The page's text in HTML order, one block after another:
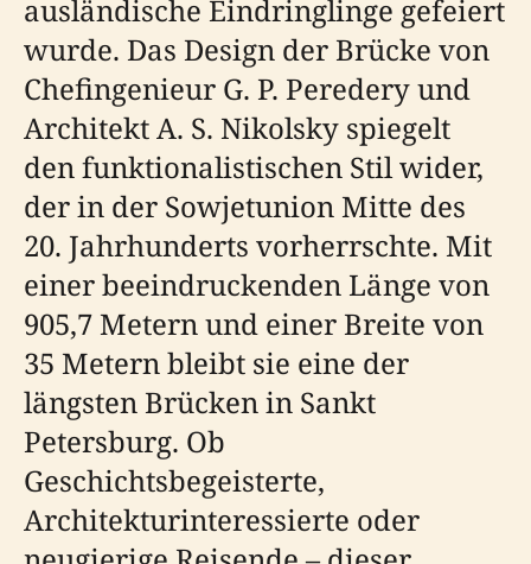
ausländische Eindringlinge gefeiert
wurde. Das Design der Brücke von
Chefingenieur G. P. Peredery und
Architekt A. S. Nikolsky spiegelt
den funktionalistischen Stil wider,
der in der Sowjetunion Mitte des
20. Jahrhunderts vorherrschte. Mit
einer beeindruckenden Länge von
905,7 Metern und einer Breite von
35 Metern bleibt sie eine der
längsten Brücken in Sankt
Petersburg. Ob
Geschichtsbegeisterte,
Architekturinteressierte oder